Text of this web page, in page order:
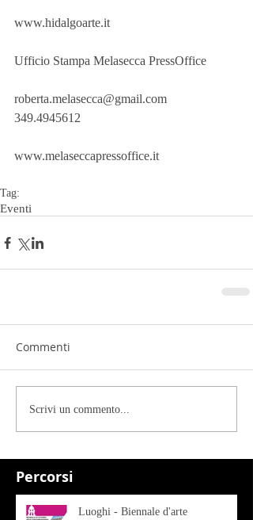
Percorsi
www.hidalgoarte.it
Ufficio Stampa Melasecca PressOffice
roberta.melasecca@gmail.com
349.4945612
www.melaseccapressoffice.it
Tag:
Eventi
Commenti
Scrivi un commento...
Luoghi - Biennale d'arte